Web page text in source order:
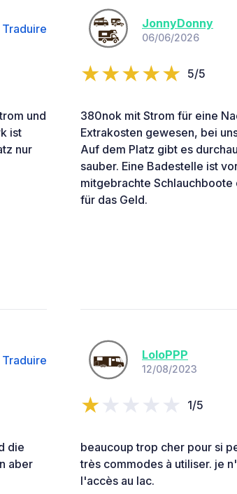
Traduire
und
ist
nur
JonnyDonny
06/06/2026
5/5
380nok mit Strom für eine
Extrakosten gewesen, bei
Auf dem Platz gibt es
sauber. Eine Badestelle ist
mitgebrachte
für das Geld.
Traduire
die
aber
LoloPPP
12/08/2023
1/5
beaucoup trop cher pour si
très commodes à utiliser. je
l'accès au lac.